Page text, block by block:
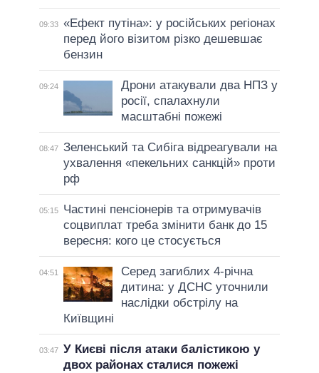
09:33 «Ефект путіна»: у російських регіонах
перед його візитом різко дешевшає
бензин
09:24
Дрони атакували два НПЗ у
росії, спалахнули
масштабні пожежі
08:47 Зеленський та Сибіга відреагували на
ухвалення «пекельних санкцій» проти
рф
05:15
Частині пенсіонерів та отримувачів
соцвиплат треба змінити банк до 15
вересня: кого це стосується
04:51
Серед загиблих 4-річна
дитина: у ДСНС уточнили
наслідки обстрілу на
Київщині
03:47 У Києві після атаки балістикою у
двох районах сталися пожежі